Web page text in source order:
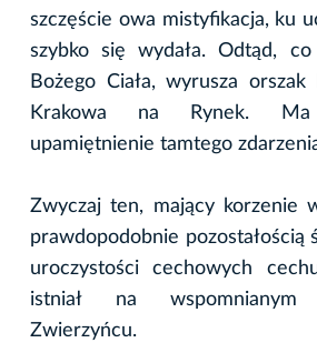
szczęście owa mistyfikacja, ku
szybko się wydała. Odtąd,
Bożego Ciała, wyrusza orszak
Krakowa na Rynek.
upamiętnienie tamtego
Zwyczaj ten, mający korzenie
prawdopodobnie pozostałością
uroczystości cechowych
istniał na wspomnianym
Zwierzyńcu.